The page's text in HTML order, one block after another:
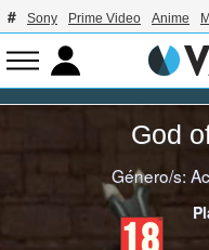
Sony Prime Video Anime
God
Género/s: